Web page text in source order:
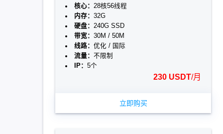
核心： 28核56线程
内存： 32G
硬盘： 240G SSD
带宽： 30M / 50M
线路： 优化 / 国际
流量： 不限制
IP： 5个
230 USDT/月
立即购买